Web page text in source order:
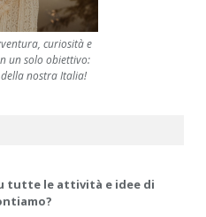
curiosità e
un solo obiettivo:
nostra Italia!
tutte le attività e idee di